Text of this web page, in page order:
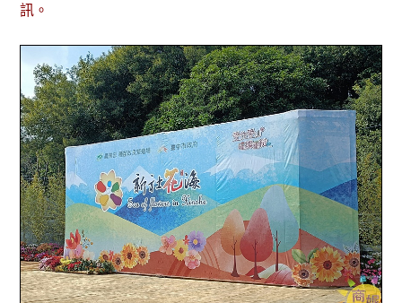
訊。